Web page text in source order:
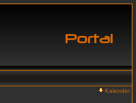
Kalender